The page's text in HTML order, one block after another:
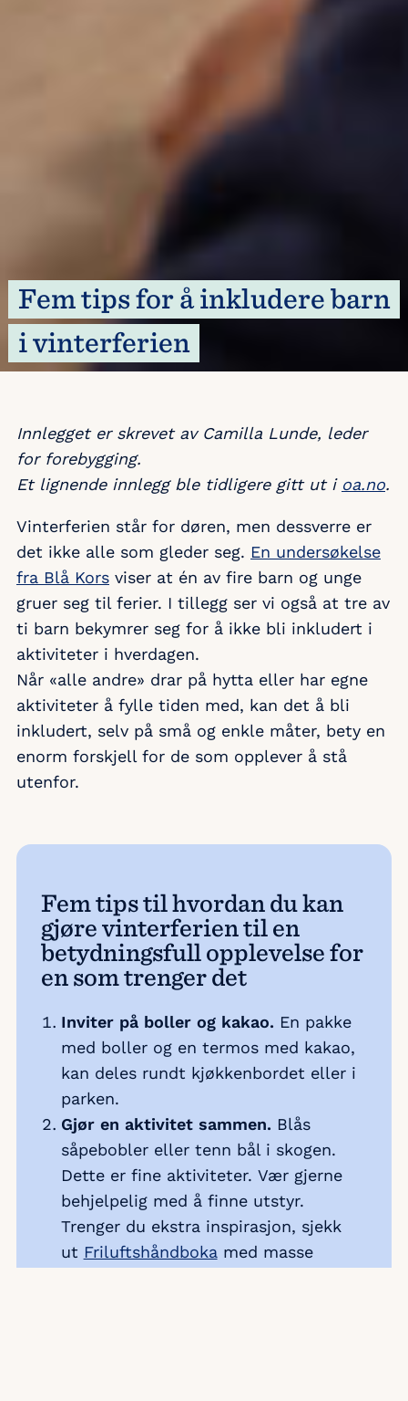
Fem tips for å inkludere barn
i vinterferien
Innlegget er skrevet av Camilla Lunde, leder
for forebygging.
Et lignende innlegg ble tidligere gitt ut i oa.no.
Vinterferien står for døren, men dessverre er
det ikke alle som gleder seg. En undersøkelse
fra Blå Kors viser at én av fire barn og unge
gruer seg til ferier. I tillegg ser vi også at tre av
ti barn bekymrer seg for å ikke bli inkludert i
aktiviteter i hverdagen.
Når «alle andre» drar på hytta eller har egne
aktiviteter å fylle tiden med, kan det å bli
inkludert, selv på små og enkle måter, bety en
enorm forskjell for de som opplever å stå
utenfor.
Fem tips til hvordan du kan
gjøre vinterferien til en
betydningsfull opplevelse for
en som trenger det
Inviter på boller og kakao. En pakke
med boller og en termos med kakao,
kan deles rundt kjøkkenbordet eller i
parken.
Gjør en aktivitet sammen. Blås
såpebobler eller tenn bål i skogen.
Dette er fine aktiviteter. Vær gjerne
behjelpelig med å finne utstyr.
Trenger du ekstra inspirasjon, sjekk
ut Friluftshåndbokamed masse